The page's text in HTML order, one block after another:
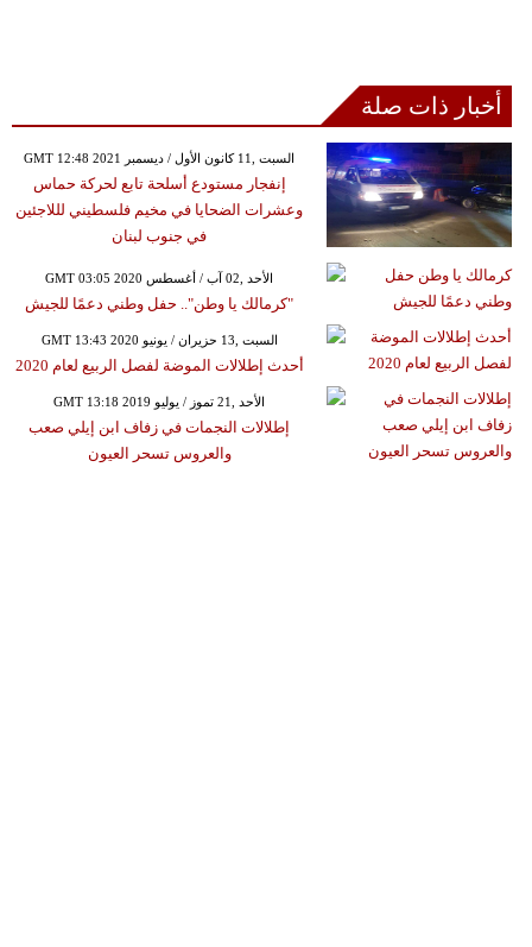
أخبار ذات صلة
GMT 12:48 2021 السبت ,11 كانون الأول / ديسمبر
إنفجار مستودع أسلحة تابع لحركة حماس
وعشرات الضحايا في مخيم فلسطيني لللاجئين
في جنوب لبنان
GMT 03:05 2020 الأحد ,02 آب / أغسطس
"كرمالك يا وطن".. حفل وطني دعمًا للجيش
GMT 13:43 2020 السبت ,13 حزيران / يونيو
أحدث إطلالات الموضة لفصل الربيع لعام 2020
GMT 13:18 2019 الأحد ,21 تموز / يوليو
إطلالات النجمات في زفاف ابن إيلي صعب
والعروس تسحر العيون